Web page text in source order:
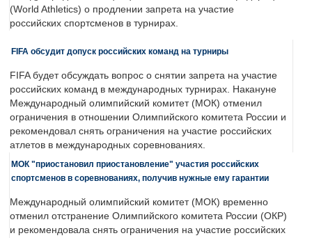
(World Athletics) о продлении запрета на участие
российских спортсменов в турнирах.
FIFA обсудит допуск российских команд на турниры
FIFA будет обсуждать вопрос о снятии запрета на участие
российских команд в международных турнирах. Накануне
Международный олимпийский комитет (МОК) отменил
ограничения в отношении Олимпийского комитета России и
рекомендовал снять ограничения на участие российских
атлетов в международных соревнованиях.
МОК "приостановил приостановление" участия российских
спортсменов в соревнованиях, получив нужные ему гарантии
Международный олимпийский комитет (МОК) временно
отменил отстранение Олимпийского комитета России (ОКР)
и рекомендовала снять ограничения на участие российских